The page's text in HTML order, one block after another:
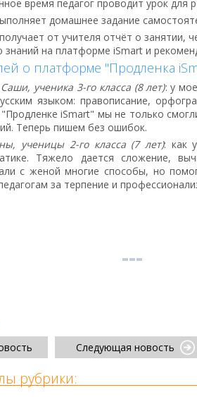
время педагог проводит урок для
домашнее задание
от учителя отчёт о занятии,
знаний на платформе iSmart и
о платформе "Продленка
ученика 3-го класса (8 лет): у
языком: правописание,
iSmart" мы не только
Теперь пишем без ошибок.
ученицы 2-го класса (7 лет): как
Тяжело дается сложение,
с женой многие способы, но
за терпение и
Следующая новость
рубрики: